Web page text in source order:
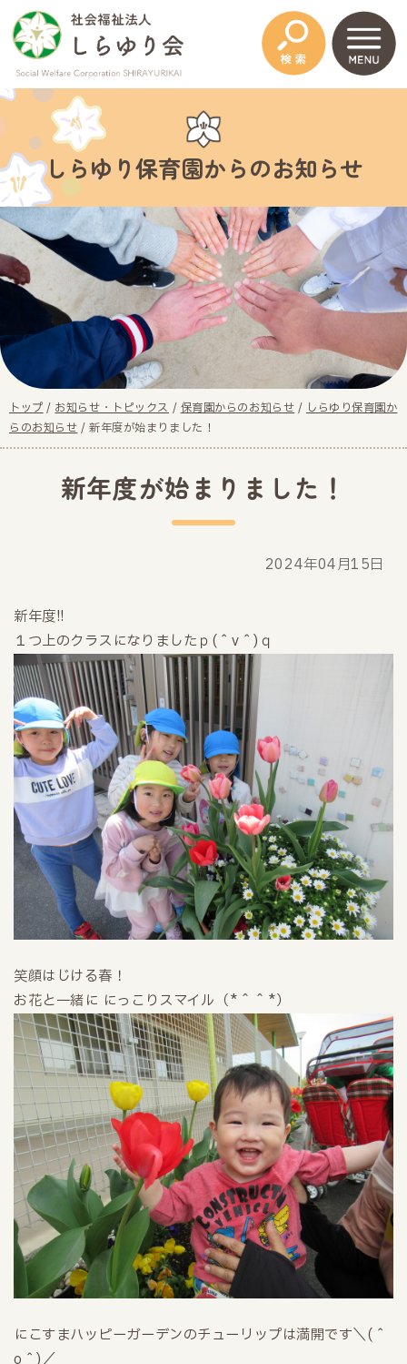
このページの本文へ
しらゆり保育園からのお知らせ
現
在
の
トップ / お知らせ・トピックス / 保育園からのお知らせ / しらゆり保育園か
らのお知らせ /新年度が始まりました！
新年度が始まりました！
2024年04月15日
新年度!!
１つ上のクラスになりましたｐ(＾v＾)ｑ
笑顔はじける春！
お花と一緒に にっこりスマイル （*＾＾*）
にこすまハッピーガーデンのチューリップは満開です＼(＾